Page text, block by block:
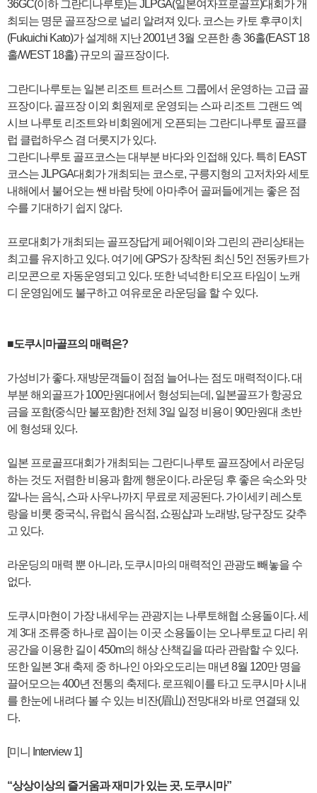
36GC(이하 그란디나루토)는 JLPGA(일본여자프로골프)대회가 개
최되는 명문 골프장으로 널리 알려져 있다. 코스는 카토 후쿠이치
(Fukuichi Kato)가 설계해 지난 2001년 3월 오픈한 총 36홀(EAST 18
홀/WEST 18홀) 규모의 골프장이다.
그란디나루토는 일본 리조트 트러스트 그룹에서 운영하는 고급 골
프장이다. 골프장 이외 회원제로 운영되는 스파 리조트 그랜드 엑
시브 나루토 리조트와 비회원에게 오픈되는 그란디나루토 골프클
럽 클럽하우스 겸 더롯지가 있다.
그란디나루토 골프코스는 대부분 바다와 인접해 있다. 특히 EAST
코스는 JLPGA대회가 개최되는 코스로, 구릉지형의 고저차와 세토
내해에서 불어오는 쌘 바람 탓에 아마추어 골퍼들에게는 좋은 점
수를 기대하기 쉽지 않다.
프로대회가 개최되는 골프장답게 페어웨이와 그린의 관리상태는
최고를 유지하고 있다. 여기에 GPS가 장착된 최신 5인 전동카트가
리모콘으로 자동운영되고 있다. 또한 넉넉한 티오프 타임이 노캐
디 운영임에도 불구하고 여유로운 라운딩을 할 수 있다.
■도쿠시마골프의 매력은?
가성비가 좋다. 재방문객들이 점점 늘어나는 점도 매력적이다. 대
부분 해외골프가 100만원대에서 형성되는데, 일본골프가 항공요
금을 포함(중식만 불포함)한 전체 3일 일정 비용이 90만원대 초반
에 형성돼 있다.
일본 프로골프대회가 개최되는 그란디나루토 골프장에서 라운딩
하는 것도 저렴한 비용과 함께 행운이다. 라운딩 후 좋은 숙소와 맛
깔나는 음식, 스파 사우나까지 무료로 제공된다. 가이세키 레스토
랑을 비롯 중국식, 유럽식 음식점, 쇼핑샵과 노래방, 당구장도 갖추
고 있다.
라운딩의 매력 뿐 아니라, 도쿠시마의 매력적인 관광도 빼놓을 수
없다.
도쿠시마현이 가장 내세우는 관광지는 나루토해협 소용돌이다. 세
계 3대 조류중 하나로 꼽이는 이곳 소용돌이는 오나루토교 다리 위
공간을 이용한 길이 450m의 해상 산책길을 따라 관람할 수 있다.
또한 일본 3대 축제 중 하나인 아와오도리는 매년 8월 120만 명을
끌어모으는 400년 전통의 축제다. 로프웨이를 타고 도쿠시마 시내
를 한눈에 내려다 볼 수 있는 비잔(眉山) 전망대와 바로 연결돼 있
다.
[미니 Interview 1]
“상상이상의 즐거움과 재미가 있는 곳, 도쿠시마”